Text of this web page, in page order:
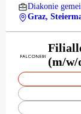
Diakonie
Graz,
(m/w/